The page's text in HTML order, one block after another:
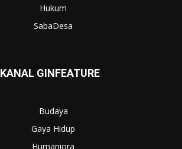
Hukum
SabaDesa
KANAL GINFEATURE
Budaya
Gaya Hidup
Humaniora